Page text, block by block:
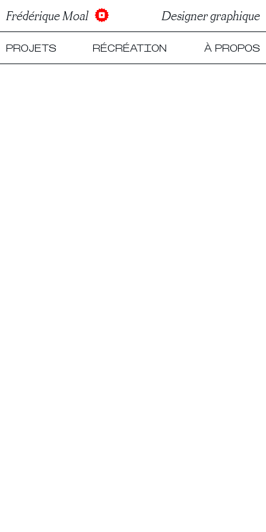
Frédérique Moal Designer graphique
PROJETS RÉCRÉATION À PROPOS